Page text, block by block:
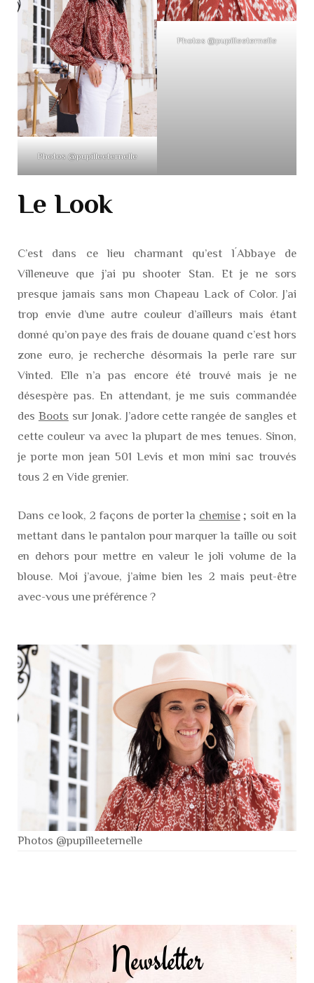
Photos @pupilleeternelle
Photos @pupilleeternelle
Le Look
C’est dans ce lieu charmant qu’est l´ Abbaye de
Villeneuve que j’ai pu shooter Stan. Et je ne sors
presque jamais sans mon Chapeau Lack of Color. J’ai
trop envie d’une autre couleur d’ailleurs mais étant
donné qu’on paye des frais de douane quand c’est hors
zone euro, je recherche désormais la perle rare sur
Vinted. Elle n’a pas encore été trouvé mais je ne
désespère pas. En attendant, je me suis commandée
des Boots sur Jonak. J’adore cette rangée de sangles et
cette couleur va avec la plupart de mes tenues. Sinon,
je porte mon jean 501 Levis et mon mini sac trouvés
tous 2 en Vide grenier.
Dans ce look, 2 façons de porter la chemise; soit en la
mettant dans le pantalon pour marquer la taille ou soit
en dehors pour mettre en valeur le joli volume de la
blouse. Moi j’avoue, j’aime bien les 2 mais peut-être
avec-vous une préférence ?
Photos @pupilleeternelle
Newsletter